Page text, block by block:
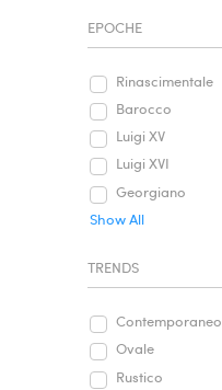
EPOCHE
Rinascimentale
Barocco
Luigi XV
Luigi XVI
Georgiano
Show All
TRENDS
Contemporaneo
Ovale
Rustico